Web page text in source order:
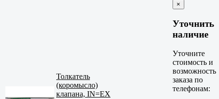
Толкатель
(коромысло)
клапана, IN=EX
×
Уточнить
наличие
Уточните
стоимость и
возможность
заказа по
телефонам: